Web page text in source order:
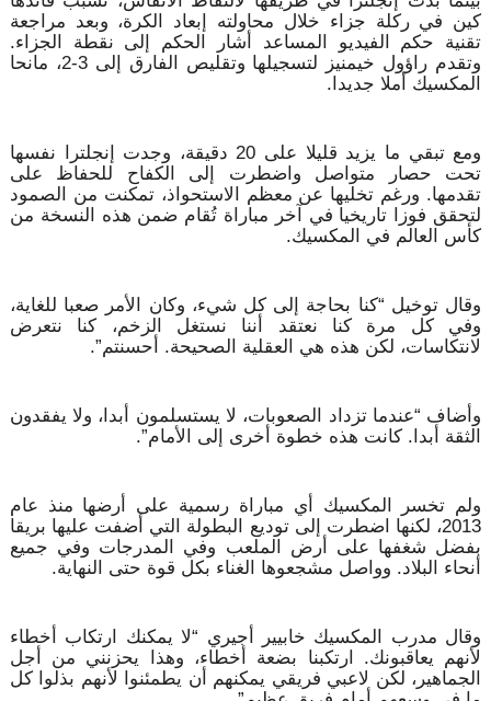
كين في ركلة جزاء خلال محاولته إبعاد الكرة، وبعد مراجعة
تقنية حكم الفيديو المساعد أشار الحكم إلى نقطة الجزاء.
وتقدم راؤول خيمنيز لتسجيلها وتقليص الفارق إلى 3-2، مانحا
المكسيك أملا جديدا.
ومع تبقي ما يزيد قليلا على 20 دقيقة، وجدت إنجلترا نفسها
تحت حصار متواصل واضطرت إلى الكفاح للحفاظ على
تقدمها. ورغم تخليها عن معظم الاستحواذ، تمكنت من الصمود
لتحقق فوزا تاريخيا في آخر مباراة تُقام ضمن هذه النسخة من
كأس العالم في المكسيك.
وقال توخيل “كنا بحاجة إلى كل شيء، وكان الأمر صعبا للغاية،
وفي كل مرة كنا نعتقد أننا نستغل الزخم، كنا نتعرض
لانتكاسات، لكن هذه هي العقلية الصحيحة. أحسنتم”.
وأضاف “عندما تزداد الصعوبات، لا يستسلمون أبدا، ولا يفقدون
الثقة أبدا. كانت هذه خطوة أخرى إلى الأمام”.
ولم تخسر المكسيك أي مباراة رسمية على أرضها منذ عام
2013، لكنها اضطرت إلى توديع البطولة التي أضفت عليها بريقا
بفضل شغفها على أرض الملعب وفي المدرجات وفي جميع
أنحاء البلاد. وواصل مشجعوها الغناء بكل قوة حتى النهاية.
وقال مدرب المكسيك خابيير أجيري “لا يمكنك ارتكاب أخطاء
لأنهم يعاقبونك. ارتكبنا بضعة أخطاء، وهذا يحزنني من أجل
الجماهير، لكن لاعبي فريقي يمكنهم أن يطمئنوا لأنهم بذلوا كل